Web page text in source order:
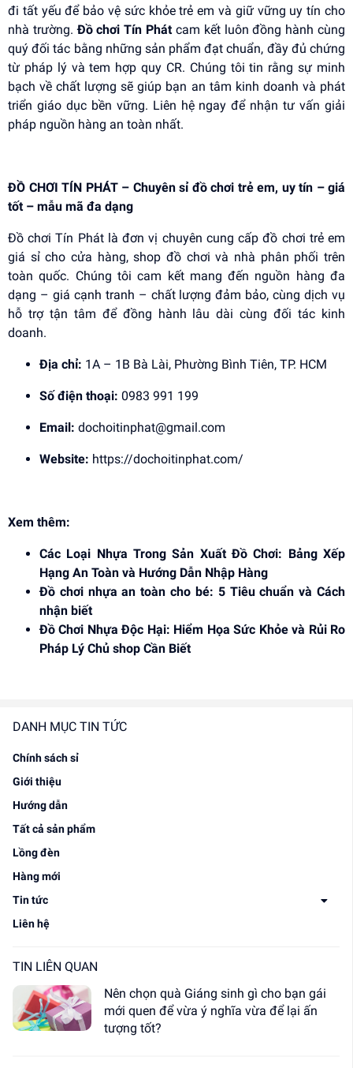
DANH MỤC TIN TỨC
Chính sách sỉ
Giới thiệu
Hướng dẫn
Tất cả sản phẩm
Lồng đèn
Hàng mới
Tin tức
Liên hệ
TIN LIÊN QUAN
Nên chọn quà Giáng sinh gì cho bạn gái
mới quen để vừa ý nghĩa vừa để lại ấn
tượng tốt?
đi tất yếu để bảo vệ sức khỏe trẻ em và giữ vững uy tín cho
nhà trường.Đồ chơi Tín Phátcam kết luôn đồng hành cùng
quý đối tác bằng những sản phẩm đạt chuẩn, đầy đủ chứng
từ pháp lý và tem hợp quy CR. Chúng tôi tin rằng sự minh
bạch về chất lượng sẽ giúp bạn an tâm kinh doanh và phát
triển giáo dục bền vững. Liên hệ ngay để nhận tư vấn giải
pháp nguồn hàng an toàn nhất.
ĐỒ CHƠI TÍN PHÁT – Chuyên sỉ đồ chơi trẻ em, uy tín – giá
tốt – mẫu mã đa dạng
Đồ chơi Tín Phát là đơn vị chuyên cung cấp đồ chơi trẻ em
giá sỉ cho cửa hàng, shop đồ chơi và nhà phân phối trên
toàn quốc. Chúng tôi cam kết mang đến nguồn hàng đa
dạng – giá cạnh tranh – chất lượng đảm bảo, cùng dịch vụ
hỗ trợ tận tâm để đồng hành lâu dài cùng đối tác kinh
doanh.
Địa chỉ: 1A – 1B Bà Lài, Phường Bình Tiên, TP. HCM
Số điện thoại: 0983 991 199
Email: dochoitinphat@gmail.com
Website: https://dochoitinphat.com/
Xem thêm:
Các Loại Nhựa Trong Sản Xuất Đồ Chơi: Bảng Xếp
Hạng An Toàn và Hướng Dẫn Nhập Hàng
Đồ chơi nhựa an toàn cho bé: 5 Tiêu chuẩn và Cách
nhận biết
Đồ Chơi Nhựa Độc Hại: Hiểm Họa Sức Khỏe và Rủi Ro
Pháp Lý Chủ shop Cần Biết